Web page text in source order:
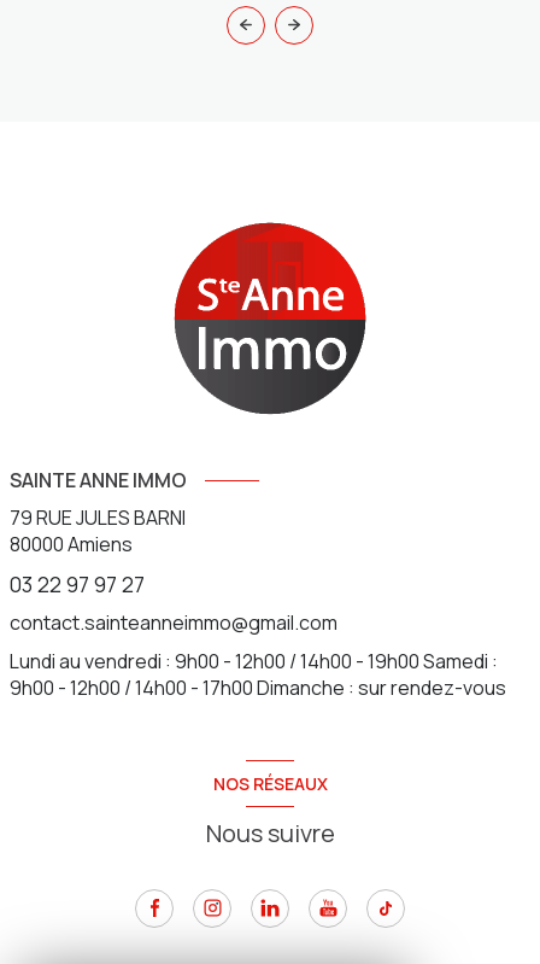
SAINTE ANNE IMMO
79 RUE JULES BARNI
80000Amiens
03 22 97 97 27
contact.sainteanneimmo@gmail.com
Lundi au vendredi : 9h00 - 12h00 / 14h00 - 19h00 Samedi :
9h00 - 12h00 / 14h00 - 17h00 Dimanche : sur rendez-vous
NOS RÉSEAUX
Nous suivre